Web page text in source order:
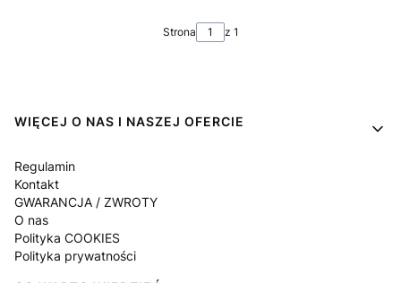
Strona z 1
Linki w stopce
WIĘCEJ O NAS I NASZEJ OFERCIE
Regulamin
Kontakt
GWARANCJA / ZWROTY
O nas
Polityka COOKIES
Polityka prywatności